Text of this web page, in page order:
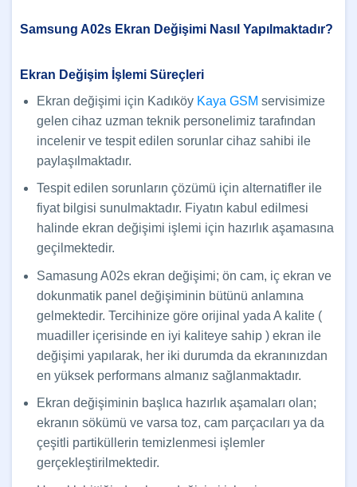
Samsung A02s Ekran Değişimi Nasıl Yapılmaktadır?
Ekran Değişim İşlemi Süreçleri
Ekran değişimi için Kadıköy Kaya GSM servisimize
gelen cihaz uzman teknik personelimiz tarafından
incelenir ve tespit edilen sorunlar cihaz sahibi ile
paylaşılmaktadır.
Tespit edilen sorunların çözümü için alternatifler ile
fiyat bilgisi sunulmaktadır. Fiyatın kabul edilmesi
halinde ekran değişimi işlemi için hazırlık aşamasına
geçilmektedir.
Samasung A02s ekran değişimi; ön cam, iç ekran ve
dokunmatik panel değişiminin bütünü anlamına
gelmektedir. Tercihinize göre orijinal yada A kalite (
muadiller içerisinde en iyi kaliteye sahip ) ekran ile
değişimi yapılarak, her iki durumda da ekranınızdan
en yüksek performans almanız sağlanmaktadır.
Ekran değişiminin başlıca hazırlık aşamaları olan;
ekranın sökümü ve varsa toz, cam parçacıları ya da
çeşitli partiküllerin temizlenmesi işlemler
gerçekleştirilmektedir.